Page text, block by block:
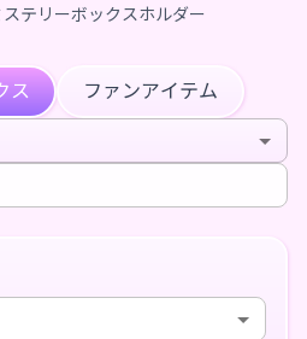
ステリーボックスホルダー
ス ファンアイテム